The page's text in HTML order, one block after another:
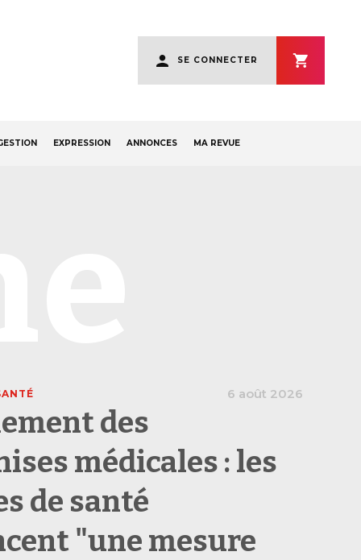
account
menu
SE CONNECTER
EXPRESSION ANNONCES MA REVUE
6 août 2026
des
médicales : les
de santé
"une mesure